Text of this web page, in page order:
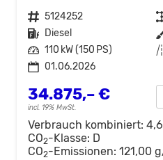
Fahrzeugnr. 5124252
Kraftstoff Diesel
Leistung 110 kW (150 PS)
01.06.2026
34.875,– €
incl. 19% MwSt.
Verbrauch kombiniert:
CO2-Klasse: D
CO2-Emissionen: 121,00